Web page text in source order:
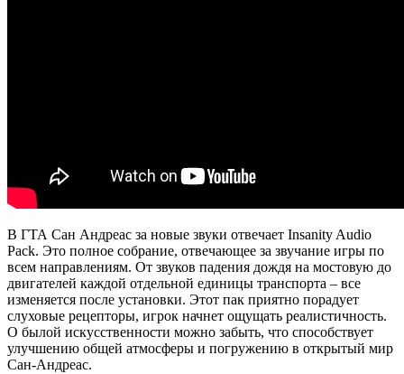
В ГТА Сан Андреас за новые звуки отвечает Insanity Audio
Pack. Это полное собрание, отвечающее за звучание игры по
всем направлениям. От звуков падения дождя на мостовую до
двигателей каждой отдельной единицы транспорта – все
изменяется после установки. Этот пак приятно порадует
слуховые рецепторы, игрок начнет ощущать реалистичность.
О былой искусственности можно забыть, что способствует
улучшению общей атмосферы и погружению в открытый мир
Сан-Андреас.